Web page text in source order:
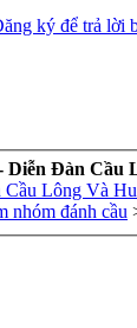
ký để trả lời
Đàn Cầu
Cầu Lông Và
nhóm đánh cầu